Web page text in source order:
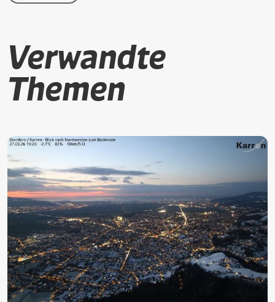
Verwandte
Themen